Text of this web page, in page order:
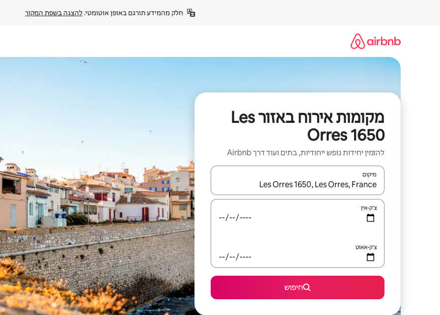
חלק מהמידע תורגם באופן אוטומטי. להצגה בשפת המקור
מקומות אירוח באזור Les
Orres 1650
להזמין יחידות נופש ייחודיות, בתים ועוד דרך Airbnb
מיקום
כאשר התוצאות יהיו זמינות, יש לנווט עם מקשי החיצים למעלה ולמטה או לעיין בעזרת תנועות מגע או החלקה.
צ'ק-אין
צ'ק-אאוט
חיפוש